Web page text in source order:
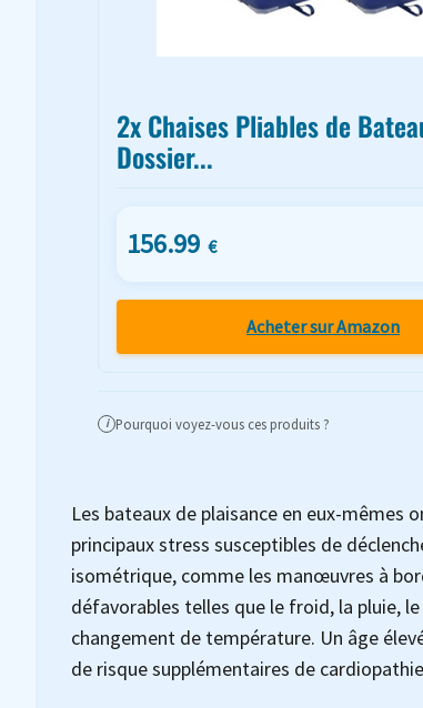
2x Chaises Pliables de
Dossier...
156.99 €
Acheter sur Amazon
i Pourquoi voyez-vous ces produits ?
Les bateaux de plaisance en eux-mêmes
principaux stress susceptibles de
isométrique, comme les manœuvres à
défavorables telles que le froid, la pluie,
changement de température. Un âge
de risque supplémentaires de